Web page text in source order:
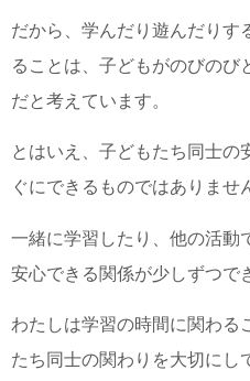
だから、学んだり遊んだりす
ることは、子どもがのびのび
だと考えています。
とはいえ、子どもたち同士の
ぐにできるものではありませ
一緒に学習したり、他の活動
安心できる関係が少しずつで
わたしは学習の時間に関わる
たち同士の関わりを大切にし